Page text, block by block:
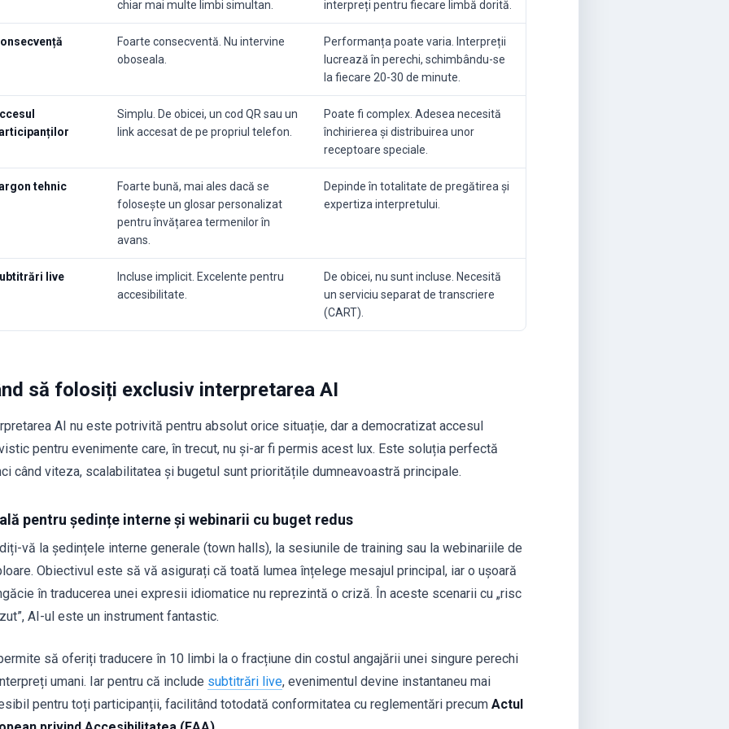
chiar mai multe limbi simultan.
interpreți pentru fiecare limbă dorită.
Foarte consecventă. Nu intervine
oboseala.
Performanța poate varia. Interpreții
lucrează în perechi, schimbându-se
la fiecare 20-30 de minute.
Simplu. De obicei, un cod QR sau un
link accesat de pe propriul telefon.
Poate fi complex. Adesea necesită
închirierea și distribuirea unor
receptoare speciale.
tehnic
Foarte bună, mai ales dacă se
folosește un glosar personalizat
pentru învățarea termenilor în
avans.
Depinde în totalitate de pregătirea și
expertiza interpretului.
live
Incluse implicit. Excelente pentru
accesibilitate.
De obicei, nu sunt incluse. Necesită
un serviciu separat de transcriere
(CART).
să folosiți exclusiv interpretarea AI
AI nu este potrivită pentru absolut orice situație, dar a democratizat accesul
pentru evenimente care, în trecut, nu și-ar fi permis acest lux. Este soluția perfectă
când viteza, scalabilitatea și bugetul sunt prioritățile dumneavoastră principale.
pentru ședințe interne și webinarii cu buget redus
vă la ședințele interne generale (town halls), la sesiunile de training sau la webinariile de
Obiectivul este să vă asigurați că toată lumea înțelege mesajul principal, iar o ușoară
în traducerea unei expresii idiomatice nu reprezintă o criză. În aceste scenarii cu „risc
AI-ul este un instrument fantastic.
să oferiți traducere în 10 limbi la o fracțiune din costul angajării unei singure perechi
umani. Iar pentru că include subtitrări live, evenimentul devine instantaneu mai
pentru toți participanții, facilitând totodată conformitatea cu reglementări precum Actul